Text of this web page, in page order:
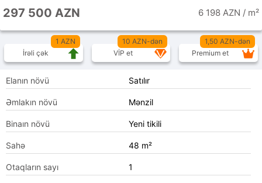
297 500 AZN 6 198 AZN / m²
1 AZN
İrəli çək
10 AZN-dən
VİP et
1,50 AZN-dən
Premium et
Elanın növü Satılır
Əmlakın növü Mənzil
Binaın növü Yeni tikili
Sahə 48 m²
Otaqların sayı 1